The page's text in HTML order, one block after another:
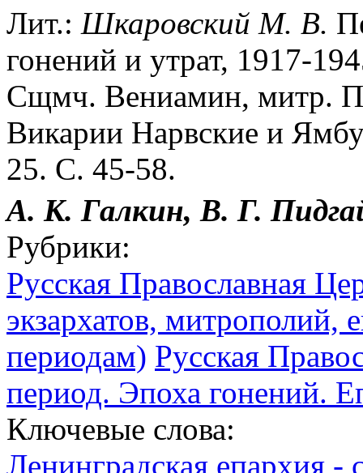
Лит.: Шкаровский М. В.
гонений и утрат, 1917-
Сщмч. Вениамин, митр.
Викарии Нарвские и
25. С. 45-58.
А. К. Галкин, В. Г.
Рубрики:
Русская Православная
экзархатов, митрополий,
периодам) Русская
период. Эпоха гонений.
Ключевые слова:
Ленинградская епархия -